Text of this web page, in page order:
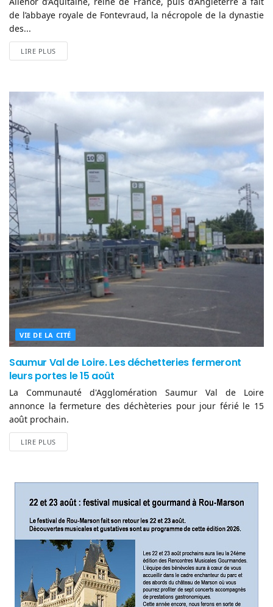
de l’abbaye royale de Fontevraud, la nécropole de la dynastie
des...
LIRE PLUS
VIE DE LA CITÉ
Saumur Val de Loire. Les déchetteries fermeront
leurs portes le 15 août
La Communauté d'Agglomération Saumur Val de Loire
annonce la fermeture des déchèteries pour jour férié le 15
août prochain.
LIRE PLUS